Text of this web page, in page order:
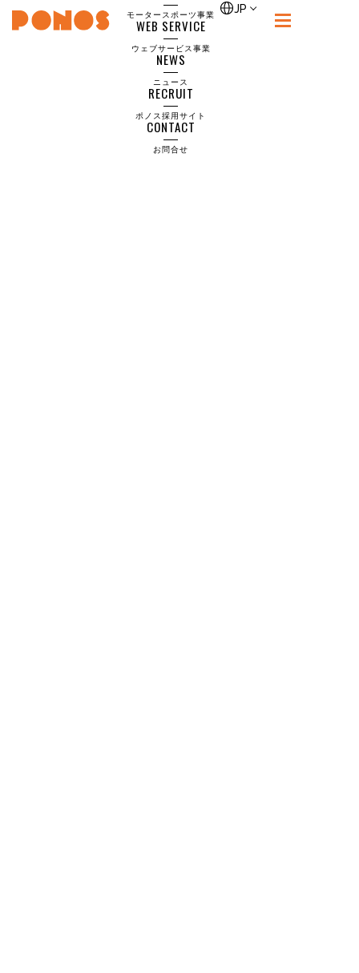
PONOS
モータースポーツ事業
WEB SERVICE
ウェブサービス事業
NEWS
ニュース
RECRUIT
ポノス採用サイト
CONTACT
お問合せ
JP